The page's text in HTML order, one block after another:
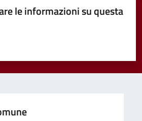
le informazioni su questa
5 stelle su 5
su 5
su 5
5